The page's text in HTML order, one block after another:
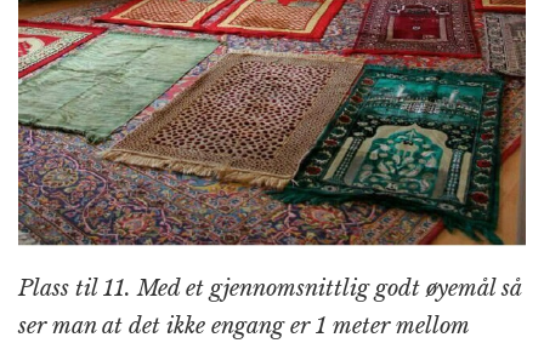
Plass til 11. Med et gjennomsnittlig godt øyemål så
ser man at det ikke engang er 1 meter mellom